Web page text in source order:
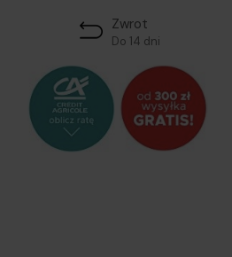
Zwrot
Do 14 dni